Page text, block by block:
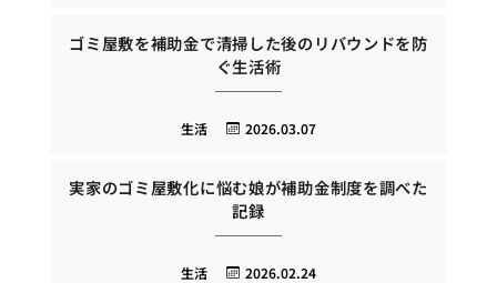
ゴミ屋敷を補助金で清掃した後のリバウンドを防
ぐ生活術
2026.03.07
生活
実家のゴミ屋敷化に悩む娘が補助金制度を調べた
記録
2026.02.24
生活